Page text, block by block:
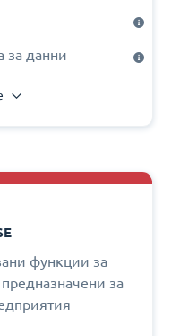
за данни
функции за
за